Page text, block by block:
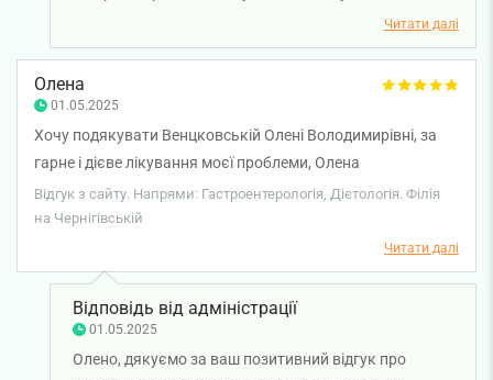
Читати далі
Олена
01.05.2025
Хочу подякувати Венцковській Олені Володимирівні, за
гарне і дієве лікування моєї проблеми, Олена
Володимирівна дуже приємний лікар, чуйна та уважна.
Відгук з сайту. Напрями: Гастроентерологія, Дієтологія. Філія
на Чернігівській
Читати далі
Відповідь від адміністрації
01.05.2025
Олено, дякуємо за ваш позитивний відгук про